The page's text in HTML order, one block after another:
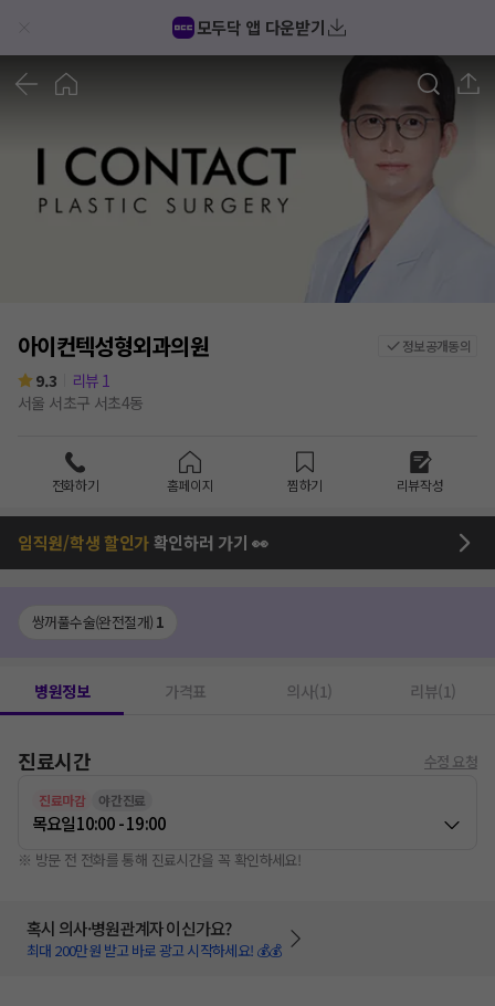
모두닥 앱 다운받기
아이컨텍성형외과의원 정보공개동의
9.3 리뷰 1
서울 서초구 서초4동
전화하기 홈페이지 찜하기 리뷰작성
임직원/학생 할인가확인하러 가기 👀
쌍꺼풀수술(완전절개) 1
병원정보 가격표 의사(1) 리뷰(1)
진료시간 수정 요청
진료마감 야간진료
목요일10:00 - 19:00
※ 방문 전 전화를 통해 진료시간을 꼭 확인하세요!
혹시 의사·병원관계자 이신가요?
최대 200만원 받고 바로 광고 시작하세요! 💰💰